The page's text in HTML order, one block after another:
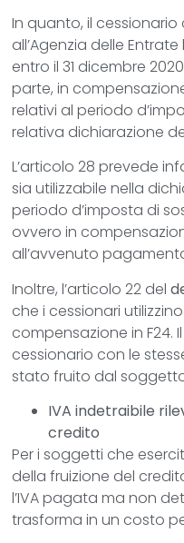
In quanto, il
all’Agenzia delle
entro il 31 dicembre
parte, in
relativi al periodo
relativa dichiarazione
L’articolo 28 prevede
sia utilizzabile nella
periodo d’imposta di
ovvero in
all’avvenuto
Inoltre, l’articolo 22 del
che i cessionari
compensazione in F24.
cessionario con le
stato fruito dal
IVA indetraibile
credito
Per i soggetti che
della fruizione del
l’IVA pagata ma non
trasforma in un costo